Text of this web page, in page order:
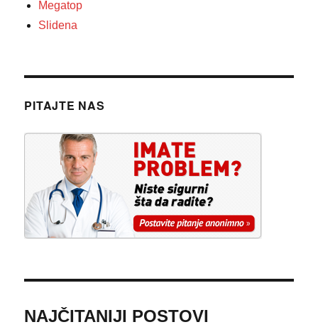
Megatop
Slidena
PITAJTE NAS
NAJČITANIJI POSTOVI